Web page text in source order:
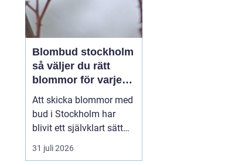
Blombud stockholm
så väljer du rätt
blommor för varje
tillfälle
Att skicka blommor med
bud i Stockholm har
blivit ett självklart sätt
att visa omtanke, fira
stora händelser eller
31 juli 2026